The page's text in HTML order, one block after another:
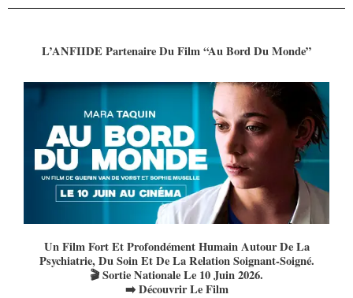
L’ANFIIDE Partenaire Du Film “Au Bord Du Monde”
Un Film Fort Et Profondément Humain Autour De La
Psychiatrie, Du Soin Et De La Relation Soignant-Soigné.
Sortie Nationale Le 10 Juin 2026.
Découvrir Le Film